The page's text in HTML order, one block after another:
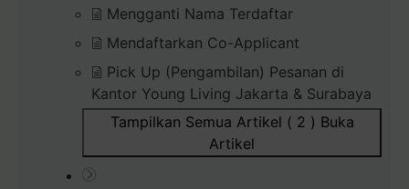
Mengganti Nama Terdaftar
Mendaftarkan Co-Applicant
Pick Up (Pengambilan) Pesanan di
Kantor Young Living Jakarta & Surabaya
Tampilkan Semua Artikel ( 2 ) Buka
Artikel